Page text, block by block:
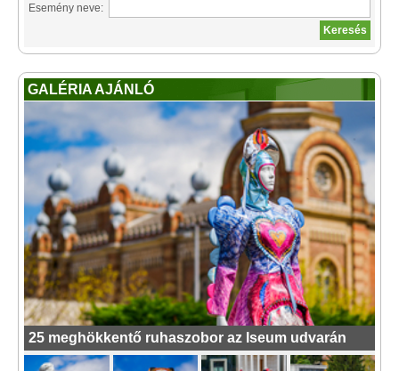
Esemény neve:
GALÉRIA AJÁNLÓ
25 meghökkentő ruhaszobor az Iseum udvarán